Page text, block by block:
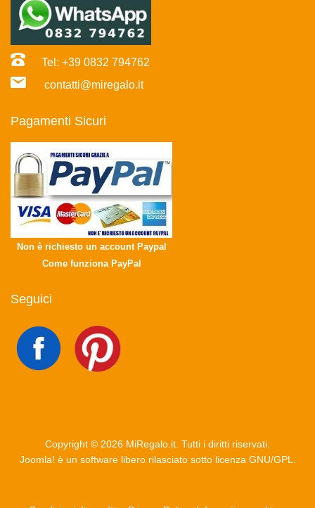
Tel: +39 0832 794762
contatti@miregalo.it
Pagamenti Sicuri
Non è richiesto un account Paypal
Come funziona PayPal
Seguici
Copyright © 2026 MiRegalo.it. Tutti i diritti riservati.
Joomla! è un software libero rilasciato sotto licenza GNU/GPL.